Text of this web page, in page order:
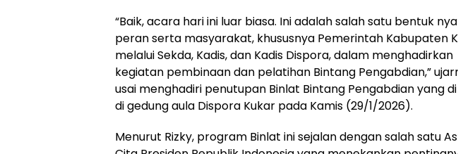
“Baik, acara hari ini luar biasa. Ini adalah salah satu bentuk
peran serta masyarakat, khususnya Pemerintah Kabupaten
melalui Sekda, Kadis, dan Kadis Dispora, dalam menghadirkan
kegiatan pembinaan dan pelatihan Bintang Pengabdian,”
usai menghadiri penutupan Binlat Bintang Pengabdian yang
di gedung aula Dispora Kukar pada Kamis (29/1/2026).
Menurut Rizky, program Binlat ini sejalan dengan salah satu